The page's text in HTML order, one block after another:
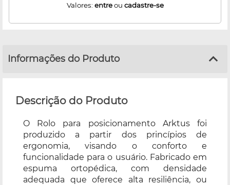
Valores: entreou cadastre-se
Informações do Produto
Descrição do Produto
O Rolo para posicionamento Arktus foi
produzido a partir dos princípios de
ergonomia, visando o conforto e
funcionalidade para o usuário. Fabricado em
espuma ortopédica, com densidade
adequada que oferece alta resiliência, ou